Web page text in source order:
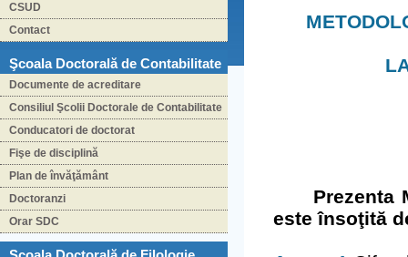
CSUD
Contact
Şcoala Doctorală de Contabilitate
Documente de acreditare
Consiliul Şcolii Doctorale de Contabilitate
Conducatori de doctorat
Fişe de disciplină
Plan de învăţământ
Doctoranzi
Orar SDC
Prezenta
este însoţită